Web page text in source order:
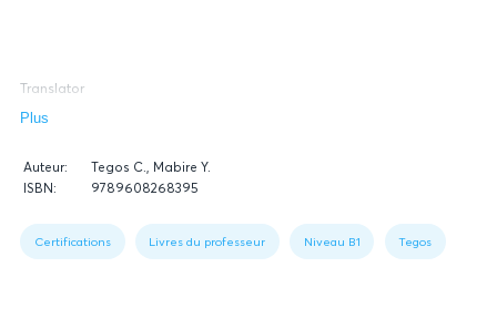
Translator
Plus
Données
relatives
du
Auteur:
Tegos C., Mabire Y.
ISBN:
9789608268395
1:
Book
Certifications Livres du professeur Niveau B1 Tegos